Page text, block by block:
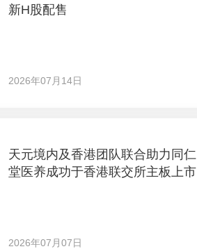
新H股配售
2026年07月14日
天元境内及香港团队联合助力同仁
堂医养成功于香港联交所主板上市
2026年07月07日